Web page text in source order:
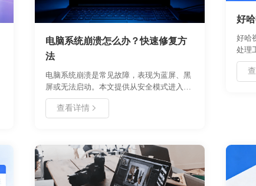
电脑系统崩溃怎么办？快速修复方
法
电脑系统崩溃是常见故障，表现为蓝屏、黑
屏或无法启动。本文提供从安全模式进入、
系统文件修复到驱动更新的全套手动教程。
通过命令提示符扫描损坏文件，检查最近更
定位问题根源，避免重装系统带来的数据丢
失风险。操作前请务必备份重要数据，按照
步骤逐一排查，多数软件层面的崩溃均可通
过本文方法解决。
查看详情
好
好哈
处理
能无
部